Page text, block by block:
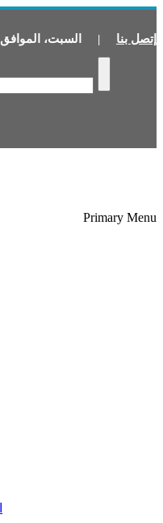
إتصل بنا | السبت، الموافق
Primary Menu